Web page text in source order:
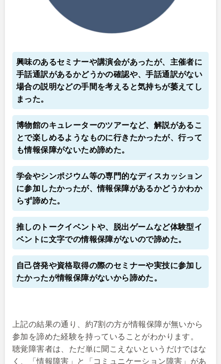
興味のあるセミナーや講演会があったが、主催者に
手話通訳があるかどうかの確認や、手話通訳がない
場合の説明などの手間を考えると気持ちが萎えてし
まった。
博物館のキュレーターのツアーなど、解説があるこ
とで楽しめるようなものに行きたかったが、行って
も情報保障がないため諦めた。
学会やシンポジウム等の専門的なディスカッション
に参加したかったが、情報保障があるかどうかわか
らず諦めた。
推しのトークイベントや、脱出ゲームなど体験型イ
ベントに文字での情報保障がないので諦めた。
自己啓発や資格取得の際のセミナーや実技に参加し
たかったが情報保障がないから諦めた。
上記の結果の通り、約7割の方が情報保障が無いから
参加を諦めた経験を持っていることがわかります。
聴覚障害者は、ただ単に聞こえないというだけではな
く、「情報障害」と「コミュニケーション障害」があ